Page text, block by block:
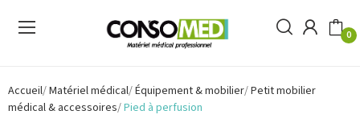
0
Accueil Matériel médical Équipement & mobilier Petit mobilier
médical & accessoires Pied à perfusion